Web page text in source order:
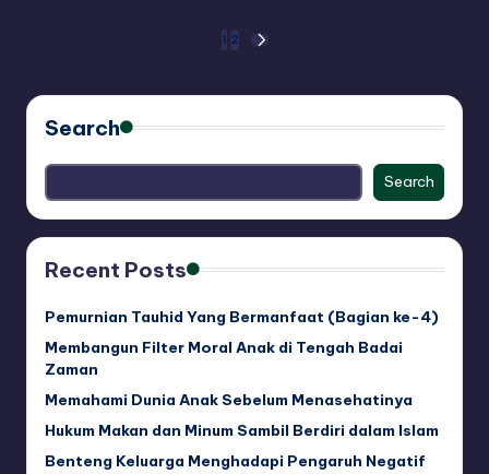
navigation
1 2
NEXT
Search
Search
Recent Posts
Pemurnian Tauhid Yang Bermanfaat (Bagian ke-4)
Membangun Filter Moral Anak di Tengah Badai
Zaman
Memahami Dunia Anak Sebelum Menasehatinya
Hukum Makan dan Minum Sambil Berdiri dalam Islam
Benteng Keluarga Menghadapi Pengaruh Negatif